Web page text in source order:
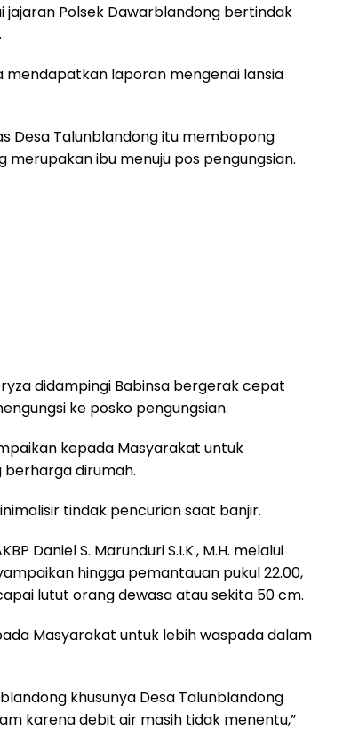
jajaran Polsek Dawarblandong bertindak
mendapatkan laporan mengenai lansia
Desa Talunblandong itu membopong
ibu menuju pos pengungsian.
didampingi Babinsa bergerak cepat
ke posko pengungsian.
kepada Masyarakat untuk
dirumah.
tindak pencurian saat banjir.
Daniel S. Marunduri S.I.K., M.H. melalui
hingga pemantauan pukul 22.00,
lutut orang dewasa atau sekita 50 cm.
Masyarakat untuk lebih waspada dalam
khusunya Desa Talunblandong
karena debit air masih tidak menentu,”